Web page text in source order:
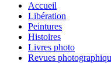
Accueil
Libération
Peintures
Histoires
Livres photo
Revues